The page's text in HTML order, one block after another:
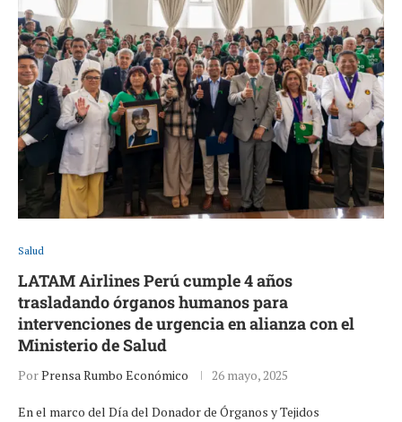
Salud
LATAM Airlines Perú cumple 4 años
trasladando órganos humanos para
intervenciones de urgencia en alianza con el
Ministerio de Salud
PorPrensa Rumbo Económico 26 mayo, 2025
En el marco del Día del Donador de Órganos y Tejidos